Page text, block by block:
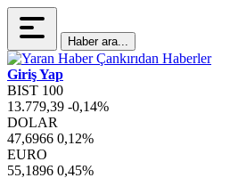
Haber ara...
Giriş Yap
BIST 100
13.779,39 -0,14%
DOLAR
47,6966 0,12%
EURO
55,1896 0,45%